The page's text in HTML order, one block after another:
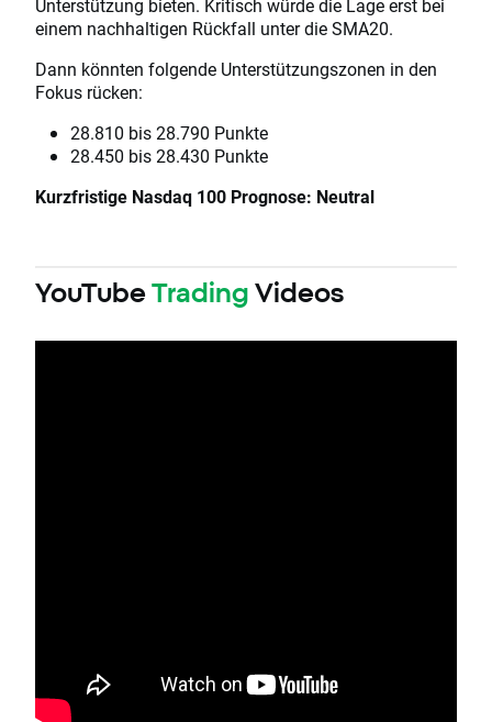
einem nachhaltigen Rückfall unter die SMA20.
Dann könnten folgende Unterstützungszonen in den
Fokus rücken:
28.810 bis 28.790 Punkte
28.450 bis 28.430 Punkte
Kurzfristige Nasdaq 100 Prognose: Neutral
YouTubeTrading Videos